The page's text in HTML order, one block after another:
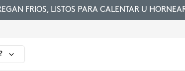
FRIOS, LISTOS PARA CALENTAR U